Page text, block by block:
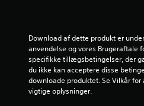
Download af dette produkt er
anvendelse og vores Brugeraftale
specifikke tillægsbetingelser, der
du ikke kan acceptere disse
downloade produktet. Se Vilkår
vigtige oplysninger.